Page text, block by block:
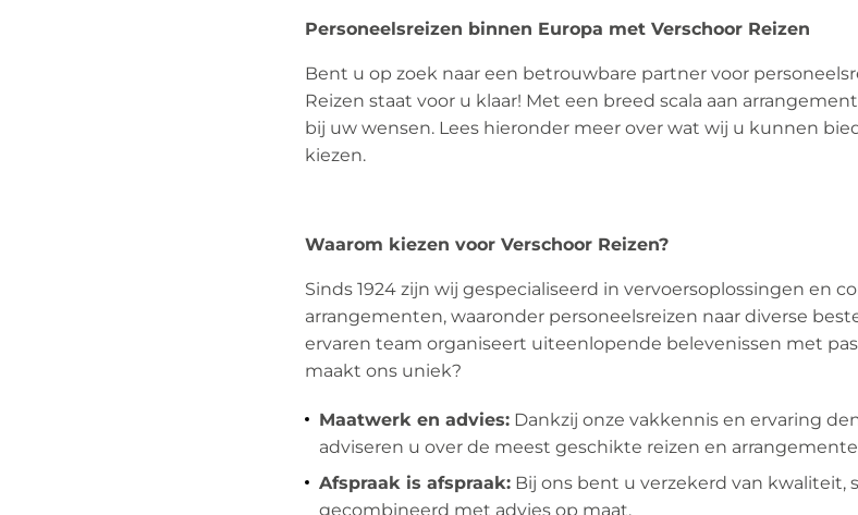
Personeelsreizen binnen Europa met Verschoor Reizen
Bent u op zoek naar een betrouwbare partner voor
Reizen staat voor u klaar! Met een breed scala aan
bij uw wensen. Lees hieronder meer over wat wij u kunnen
kiezen.
Waarom kiezen voor Verschoor Reizen?
Sinds 1924 zijn wij gespecialiseerd in vervoersoplossingen en
arrangementen, waaronder personeelsreizen naar diverse
ervaren team organiseert uiteenlopende belevenissen met
maakt ons uniek?
Maatwerk en advies: Dankzij onze vakkennis en ervaring
adviseren u over de meest geschikte reizen en
Afspraak is afspraak: Bij ons bent u verzekerd van kwaliteit,
gecombineerd met advies op maat.